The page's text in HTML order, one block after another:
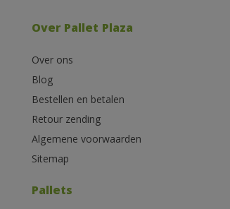
Over Pallet Plaza
Over ons
Blog
Bestellen en betalen
Retour zending
Algemene voorwaarden
Sitemap
Pallets